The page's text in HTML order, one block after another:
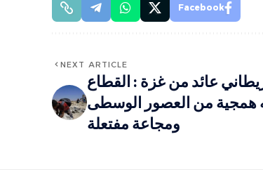
Facebook
NEXT ARTICLE
عائد من غزة : القطاع
همجية من العصور الوسطى
ومجاعة مفتعلة